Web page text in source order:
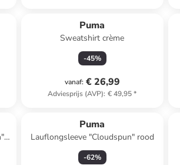
Puma
Sweatshirt crème
-45%
vanaf: € 26,99
Adviesprijs (AVP): € 49,95*
Puma
Lauflongsleeve "Cloudspun" rood
-62%